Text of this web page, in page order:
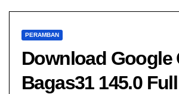
PERAMBAN
Download Google
Bagas31​ 145.0